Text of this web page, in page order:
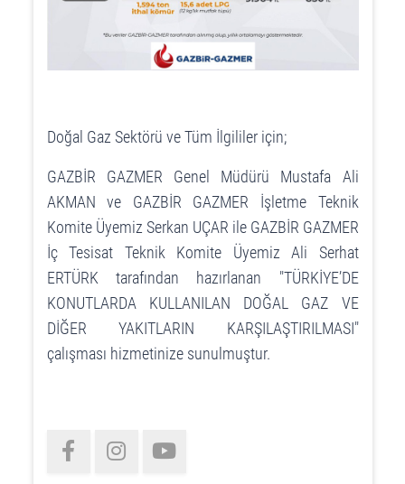
Doğal Gaz Sektörü ve Tüm İlgililer için;
GAZBİR GAZMER Genel Müdürü Mustafa Ali
AKMAN ve GAZBİR GAZMER İşletme Teknik
Komite Üyemiz Serkan UÇAR ile GAZBİR GAZMER
İç Tesisat Teknik Komite Üyemiz Ali Serhat
ERTÜRK tarafından hazırlanan "TÜRKİYE’DE
KONUTLARDA KULLANILAN DOĞAL GAZ VE
DİĞER YAKITLARIN KARŞILAŞTIRILMASI"
çalışması hizmetinize sunulmuştur.